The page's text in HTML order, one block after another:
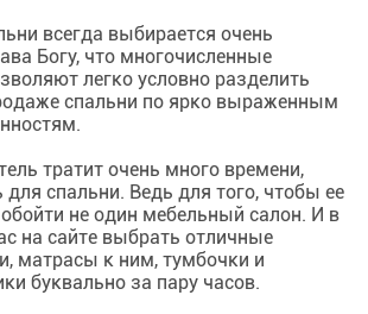
всегда выбирается очень
Богу, что многочисленные
легко условно разделить
спальни по ярко выраженным
тратит очень много времени,
для спальни. Ведь для того, чтобы ее
не один мебельный салон. И в
на сайте выбрать отличные
матрасы к ним, тумбочки и
буквально за пару часов.